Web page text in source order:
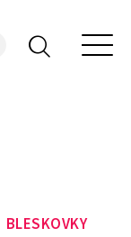
BLESKOVKY